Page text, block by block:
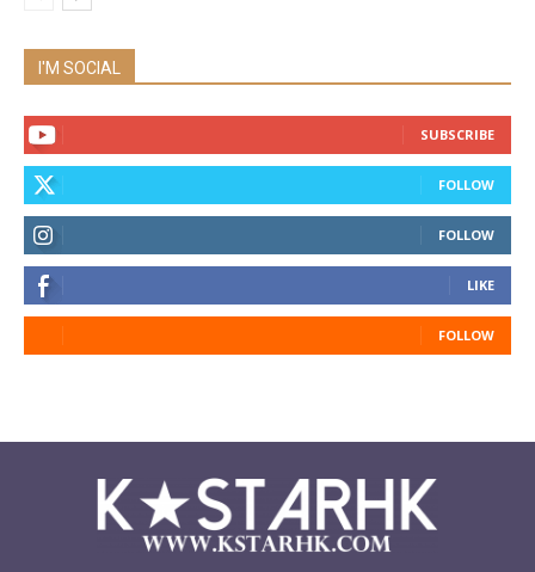
I'M SOCIAL
SUBSCRIBE
FOLLOW
FOLLOW
LIKE
FOLLOW